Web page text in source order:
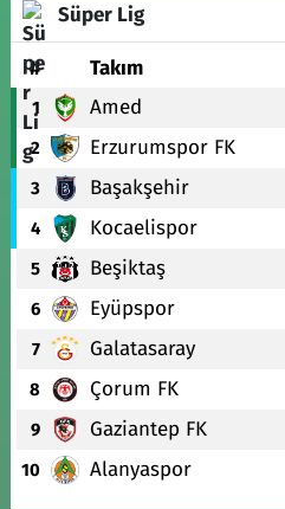
Süper Lig
# Takım
1 Amed
2 Erzurumspor FK
3 Başakşehir
4 Kocaelispor
5 Beşiktaş
6 Eyüpspor
7 Galatasaray
8 Çorum FK
9 Gaziantep FK
10 Alanyaspor